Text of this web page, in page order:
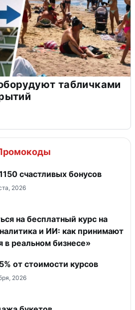
табличками
счастливых бонусов
2026
на бесплатный курс на
и ИИ: как принимают
в реальном бизнесе»
от стоимости курсов
2026